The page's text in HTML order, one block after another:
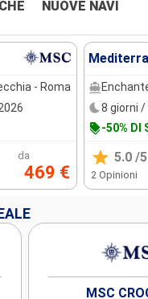
NUOVE NAVI
- Roma
da
469 €
8 giorni
-50% DI
5.0 /5
2 Opinioni
MSC